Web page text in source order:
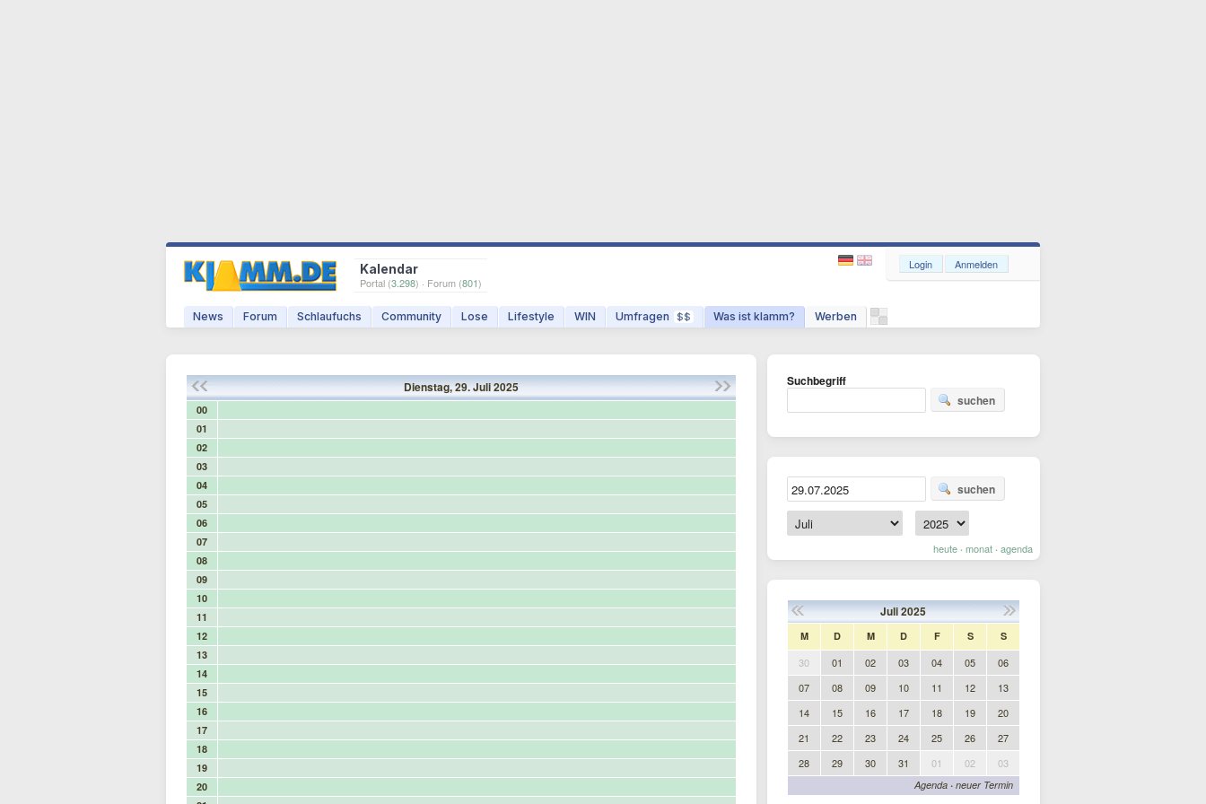
Kalendar
Portal (3.298) · Forum (801)
News Forum Schlaufuchs Community Lose Lifestyle WIN Umfragen $$ Was ist klamm? Werben
Login Anmelden
Dienstag,29.Juli2025
00
01
02
03
04
05
06
07
08
09
10
11
12
13
14
15
16
17
18
19
20
Suchbegriff
suchen
suchen
heute · monat · agenda
Juli2025
M D M D F S S
30 01 02 03 04 05
06
07
08 09 10 11 12
13
14
15 16 17 18 19
20
21
22 23 24 25 26
27
28
29 30 31 01 02 03
Agenda · neuer Termin